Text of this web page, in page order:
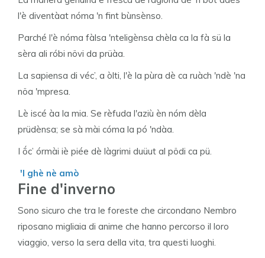
l'è diventàat nóma 'n fint bùnsènso.
Parché l'è nóma fàlsa 'nteligènsa chèla ca la fà sü la
sèra ali róbi növi da prüàa.
La sapiensa di véc’, a òlti, l'è la pùra dè ca ruàch 'ndè 'na
nöa 'mpresa.
Lè iscé àa la mia. Se rèfuda l'aziù èn nóm dèla
prüdènsa; se sà mài cóma la pó 'ndàa.
I ṍc’ órmài iè piée dè làgrimi duüut al pödi ca pü.
'l ghè nè amò
Fine d'inverno
Sono sicuro che tra le foreste che circondano Nembro
riposano migliaia di anime che hanno percorso il loro
viaggio, verso la sera della vita, tra questi luoghi.